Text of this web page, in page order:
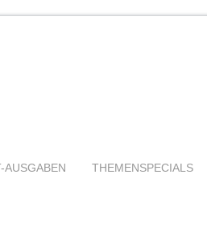
AUSGABEN THEMENSPECIALS